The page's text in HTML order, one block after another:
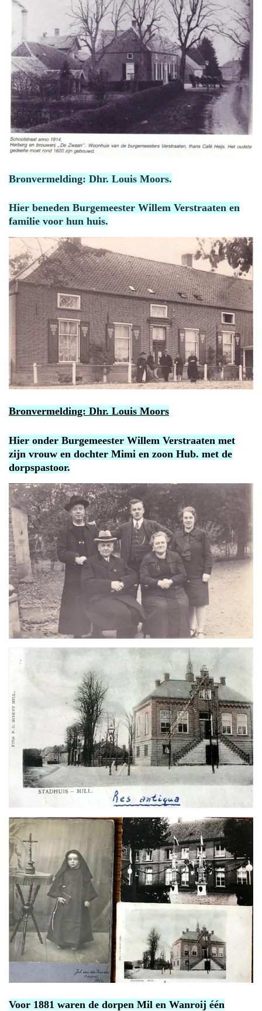
Bronvermelding: Dhr. Louis Moors.
Hier beneden Burgemeester Willem Verstraaten en
familie voor hun huis.
Bronvermelding: Dhr. Louis Moors
Hier onder Burgemeester Willem Verstraaten met
zijn vrouw en dochter Mimi en zoon Hub. met de
dorpspastoor.
Voor 1881 waren de dorpen Mil en Wanroij één